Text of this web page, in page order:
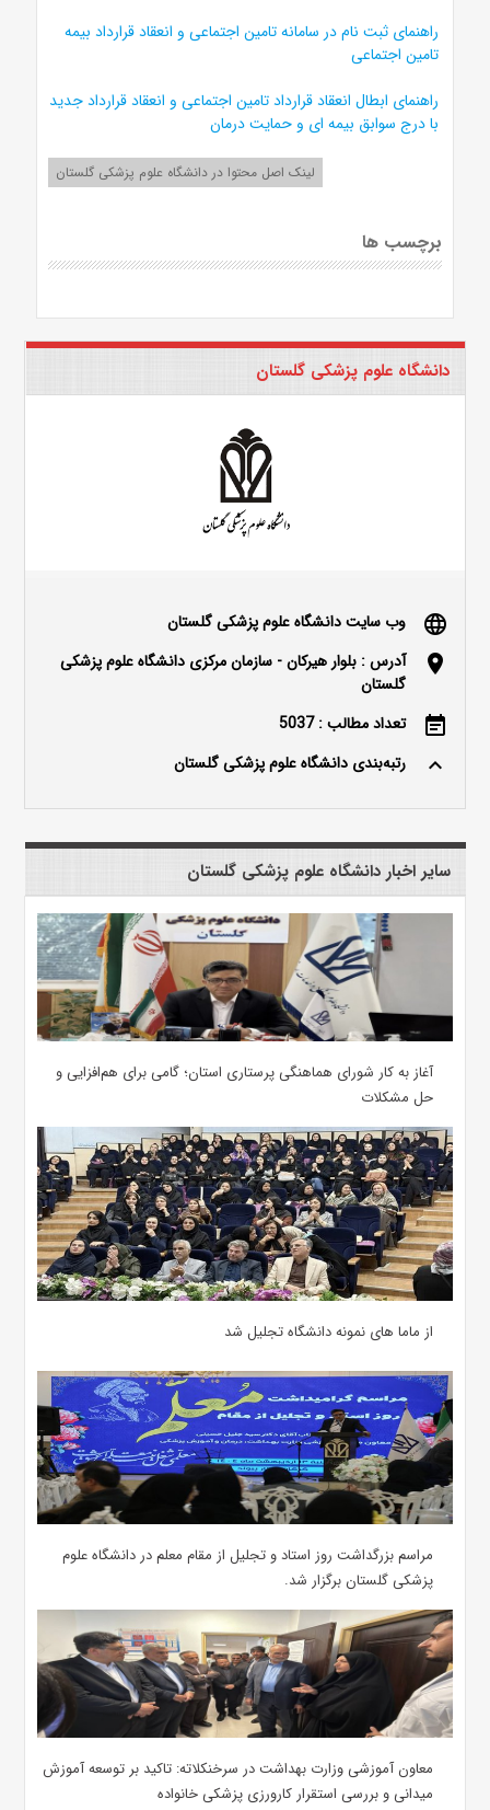
راهنمای ثبت نام در سامانه تامین اجتماعی و انعقاد قرارداد بیمه
تامین اجتماعی
راهنمای ابطال انعقاد قرارداد تامین اجتماعی و انعقاد قرارداد جدید
با درج سوابق بیمه ای و حمایت درمان
لینک اصل محتوا در دانشگاه علوم پزشکی گلستان
برچسب ها
دانشگاه علوم پزشکی گلستان
language وب سایت دانشگاه علوم پزشکی گلستان
location_on
آدرس : بلوار هیرکان - سازمان مرکزی دانشگاه علوم پزشکی
گلستان
event_note تعداد مطالب : 5037
keyboard_arrow_up رتبه‌بندی دانشگاه علوم پزشکی گلستان
سایر اخبار دانشگاه علوم پزشکی گلستان
آغاز به کار شورای هماهنگی پرستاری استان؛ گامی برای هم‌افزایی و
حل مشکلات
از ماما های نمونه دانشگاه تجلیل شد
مراسم بزرگداشت روز استاد و تجلیل از مقام معلم در دانشگاه علوم
پزشکی گلستان برگزار شد.‌
معاون آموزشی وزارت بهداشت در سرخنکلاته: تاکید بر توسعه آموزش
میدانی و بررسی استقرار کارورزی پزشکی ‌خانواده